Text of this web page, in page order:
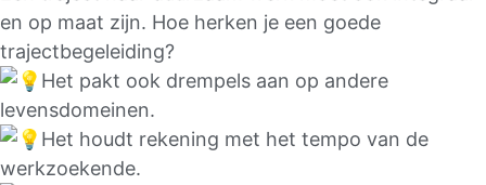
en op maat zijn. Hoe herken je een goede
trajectbegeleiding?
Het pakt ook drempels aan op andere
levensdomeinen.
Het houdt rekening met het tempo van de
werkzoekende.